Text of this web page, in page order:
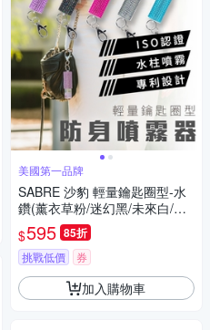
美國第一品牌
SABRE 沙豹 輕量鑰匙圈型-水
鑽(薰衣草粉/迷幻黑/未來白/活
力粉紅/薄荷青)
$595 85折
挑戰低價 券
加入購物車